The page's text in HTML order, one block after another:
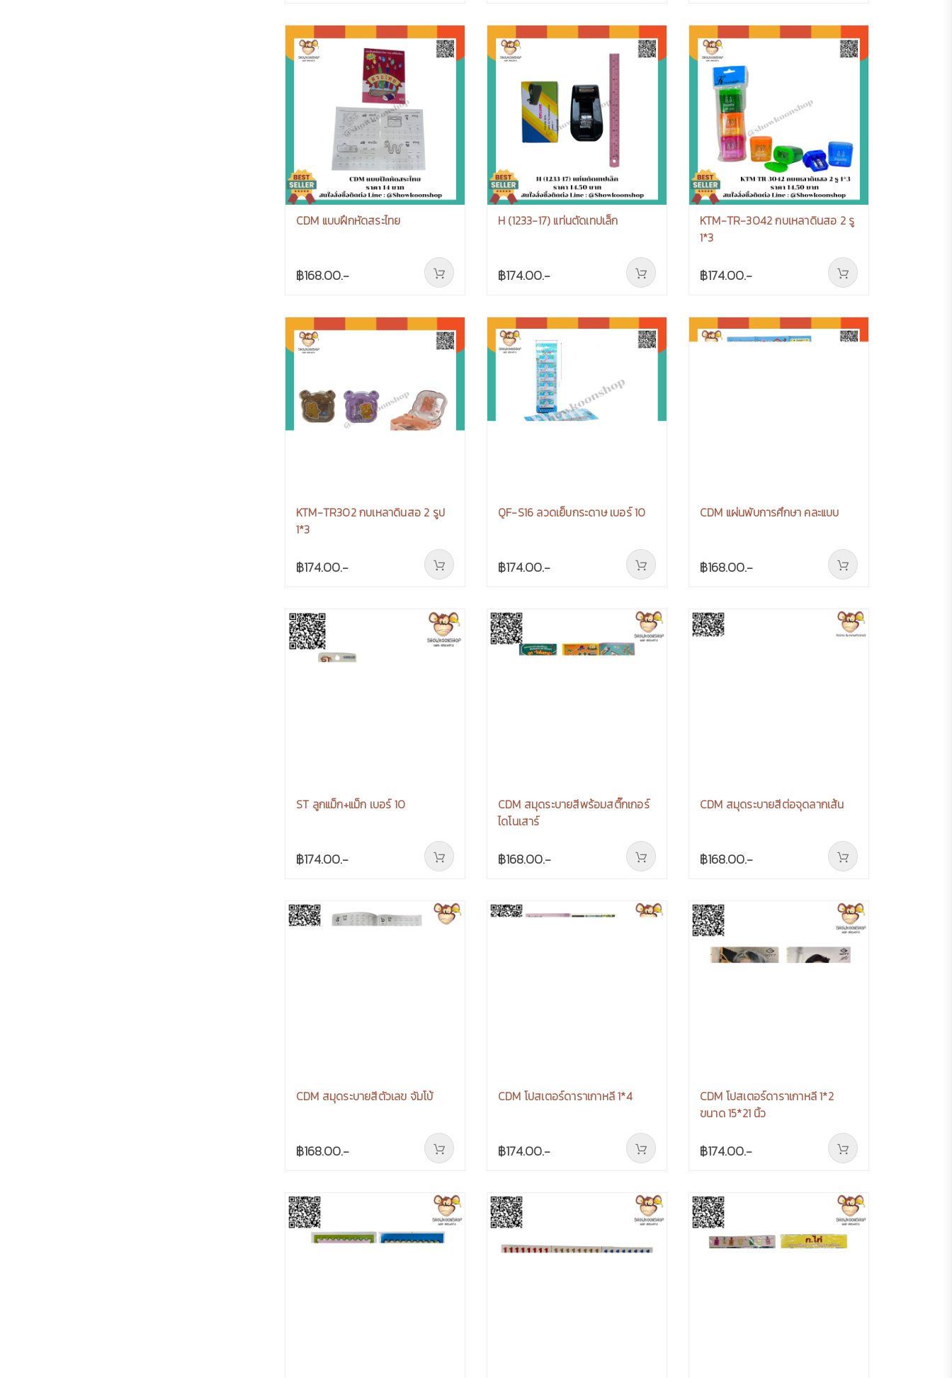
CDM แบบฝึกหัดสระไทย
฿168.00.-
H (1233-17) แท่นตัดเทปเล็ก
฿174.00.-
KTM-TR-3042 กบเหลาดินสอ 2 รู
1*3
฿174.00.-
KTM-TR302 กบเหลาดินสอ 2 รูป
1*3
฿174.00.-
QF-S16 ลวดเย็บกระดาษ เบอร์ 10
฿174.00.-
CDM แผ่นพับการศึกษา คละแบบ
฿168.00.-
ST ลูกแม็ก+แม็ก เบอร์ 10
฿174.00.-
CDM สมุดระบายสีพร้อมสติ๊กเกอร์
ไดโนเสาร์
฿168.00.-
CDM สมุดระบายสีต่อจุดลากเส้น
฿168.00.-
CDM สมุดระบายสีตัวเลข จัมโบ้
฿168.00.-
CDM โปสเตอร์ดาราเกาหลี 1*4
฿174.00.-
CDM โปสเตอร์ดาราเกาหลี 1*2
ขนาด 15*21 นิ้ว
฿174.00.-